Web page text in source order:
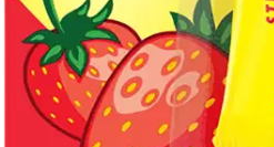
Ominaisuudet
Oletko tyytyväinen